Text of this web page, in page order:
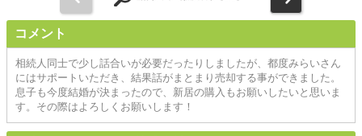
コメント
相続人同士で少し話合いが必要だったりしましたが、都度みらいさん
にはサポートいただき、結果話がまとまり売却する事ができました。
息子も今度結婚が決まったので、新居の購入もお願いしたいと思いま
す。その際はよろしくお願いします！